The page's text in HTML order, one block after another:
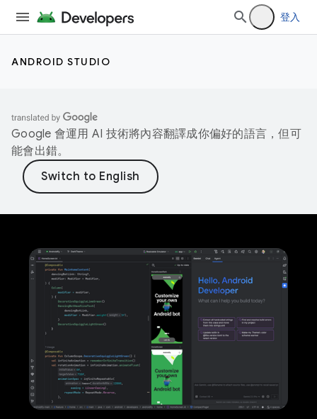
登入
ANDROID STUDIO
Google 會運用 AI 技術將內容翻譯成你偏好的語言，但可
能會出錯。